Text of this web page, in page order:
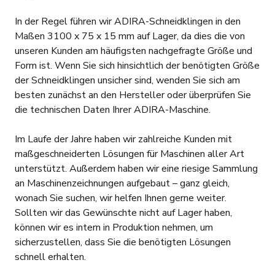
In der Regel führen wir ADIRA-Schneidklingen in den
Maßen 3100 x 75 x 15 mm auf Lager, da dies die von
unseren Kunden am häufigsten nachgefragte Größe und
Form ist. Wenn Sie sich hinsichtlich der benötigten Größe
der Schneidklingen unsicher sind, wenden Sie sich am
besten zunächst an den Hersteller oder überprüfen Sie
die technischen Daten Ihrer ADIRA-Maschine.
Im Laufe der Jahre haben wir zahlreiche Kunden mit
maßgeschneiderten Lösungen für Maschinen aller Art
unterstützt. Außerdem haben wir eine riesige Sammlung
an Maschinenzeichnungen aufgebaut – ganz gleich,
wonach Sie suchen, wir helfen Ihnen gerne weiter.
Sollten wir das Gewünschte nicht auf Lager haben,
können wir es intern in Produktion nehmen, um
sicherzustellen, dass Sie die benötigten Lösungen
schnell erhalten.